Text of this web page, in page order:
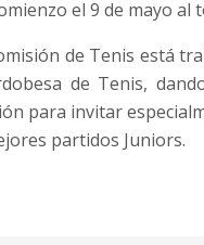
el 9 de mayo al
de Tenis está
de Tenis,
para invitar
partidos Juniors.